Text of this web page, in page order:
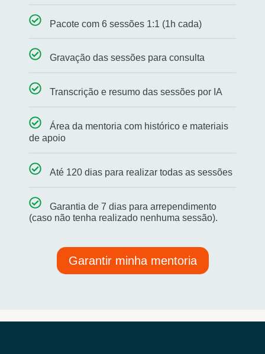
Pacote com 6 sessões 1:1 (1h cada)
Gravação das sessões para consulta
Transcrição e resumo das sessões por IA
Área da mentoria com histórico e materiais
de apoio
Até 120 dias para realizar todas as sessões
Garantia de 7 dias para arrependimento
(caso não tenha realizado nenhuma sessão).
Garantir minha mentoria